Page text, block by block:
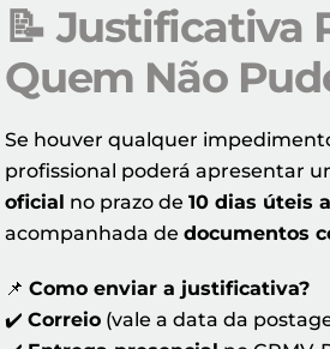
📝Justificativa
Quem Não
Se houver qualquer
profissional poderá apresentar
oficial no prazo de10 dias úteis
acompanhada dedocumentos
📌Como enviar a justificativa?
✔️Correio (vale a data da